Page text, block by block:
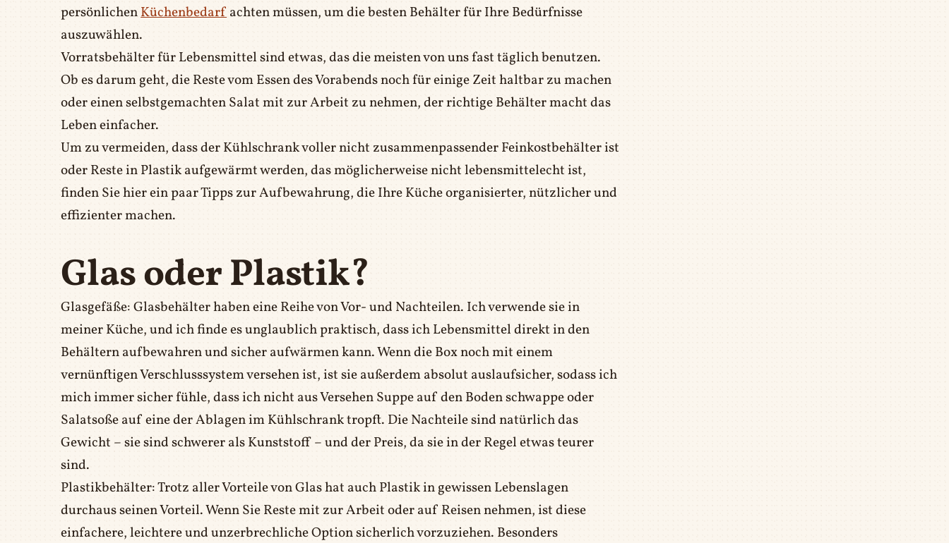
persönlichenKüchenbedarfachten müssen, um die besten Behälter für Ihre Bedürfnisse
auszuwählen.
Vorratsbehälter für Lebensmittel sind etwas, das die meisten von uns fast täglich benutzen.
Ob es darum geht, die Reste vom Essen des Vorabends noch für einige Zeit haltbar zu machen
oder einen selbstgemachten Salat mit zur Arbeit zu nehmen, der richtige Behälter macht das
Leben einfacher.
Um zu vermeiden, dass der Kühlschrank voller nicht zusammenpassender Feinkostbehälter ist
oder Reste in Plastik aufgewärmt werden, das möglicherweise nicht lebensmittelecht ist,
finden Sie hier ein paar Tipps zur Aufbewahrung, die Ihre Küche organisierter, nützlicher und
effizienter machen.
Glas oder Plastik?
Glasgefäße: Glasbehälter haben eine Reihe von Vor- und Nachteilen. Ich verwende sie in
meiner Küche, und ich finde es unglaublich praktisch, dass ich Lebensmittel direkt in den
Behältern aufbewahren und sicher aufwärmen kann. Wenn die Box noch mit einem
vernünftigen Verschlusssystem versehen ist, ist sie außerdem absolut auslaufsicher, sodass ich
mich immer sicher fühle, dass ich nicht aus Versehen Suppe auf den Boden schwappe oder
Salatsoße auf eine der Ablagen im Kühlschrank tropft. Die Nachteile sind natürlich das
Gewicht – sie sind schwerer als Kunststoff – und der Preis, da sie in der Regel etwas teurer
sind.
Plastikbehälter: Trotz aller Vorteile von Glas hat auch Plastik in gewissen Lebenslagen
durchaus seinen Vorteil. Wenn Sie Reste mit zur Arbeit oder auf Reisen nehmen, ist diese
einfachere, leichtere und unzerbrechliche Option sicherlich vorzuziehen. Besonders